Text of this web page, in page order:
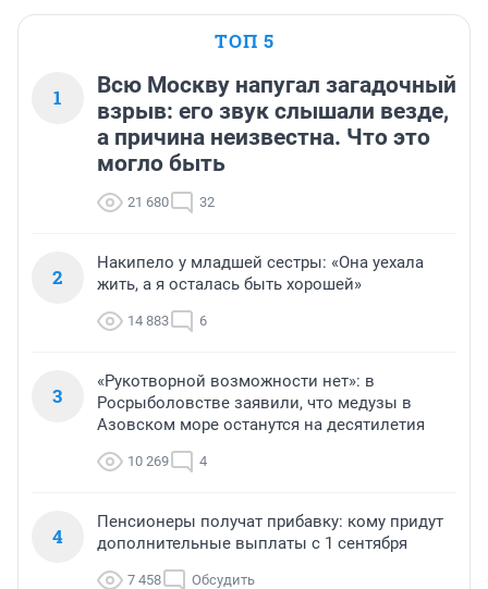
ТОП 5
1
Всю Москву напугал загадочный
взрыв: его звук слышали везде,
а причина неизвестна. Что это
могло быть
21 680 32
2
Накипело у младшей сестры: «Она уехала
жить, а я осталась быть хорошей»
14 883 6
3
«Рукотворной возможности нет»: в
Росрыболовстве заявили, что медузы в
Азовском море останутся на десятилетия
10 269 4
4
Пенсионеры получат прибавку: кому придут
дополнительные выплаты с 1 сентября
7 458 Обсудить